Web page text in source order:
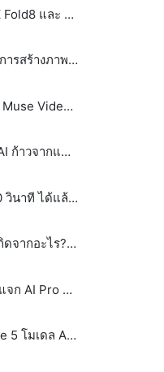
เปิดตัว Galaxy Z Fold8 Ultra, Z Fold8 และ Z Flip8: เมื่อสมาร์ตโฟนจอพับไม่ได้มีคำตอบเพียงรูปแบบเดียว
Google Flow คืออะไร? แนะนำการสร้างภาพและวิดีโอ AI ระดับมืออาชีพได้จากข้อความ
Meta เปิดตัว Muse Image และ Muse Video พลิกโฉม AI สร้างภาพและวิดีโอด้วย Agentic AI
ChatGPT Work คืออะไร? เมื่อ AI ก้าวจากแชตบอตสู่เพื่อนร่วมงาน
NotebookLM ทำคลิปสรุปใน 60 วินาที ได้แล้ว! รู้จัก Video Overviews ฟีเจอร์ใหม่จาก Google
RAM กำลังขึ้นราคาในปี 2026 เกิดจากอะไร? และจะส่งผลกระทบต่อผู้บริโภคและธุรกิจอย่างไร
รู้จัก TH-AI Passport โครงการแจก AI Pro ฟรี 5 ล้านสิทธิ์ จุดเปลี่ยนหรือกระแส?
Anthropic เปิดตัว Claude Fable 5 โมเดล AI ระดับ Mythos-class